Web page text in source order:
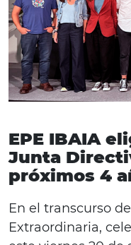
EPE IBAIA
Junta
próximos 4
En el transcurso
Extraordinaria,